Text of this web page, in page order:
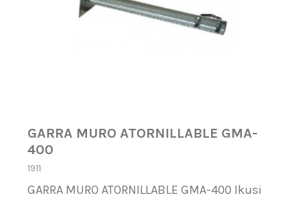
GARRA MURO ATORNILLABLE GMA-
400
1911
GARRA MURO ATORNILLABLE GMA-400 Ikusi